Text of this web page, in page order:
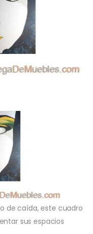
de caída, este cuadro
sus espacios